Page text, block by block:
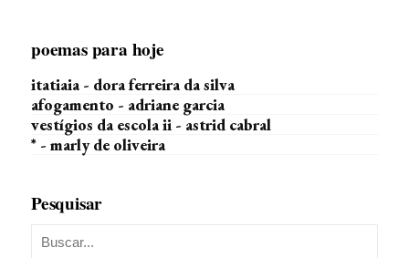
poemas para hoje
itatiaia - dora ferreira da silva
afogamento - adriane garcia
vestígios da escola ii - astrid cabral
* - marly de oliveira
Pesquisar